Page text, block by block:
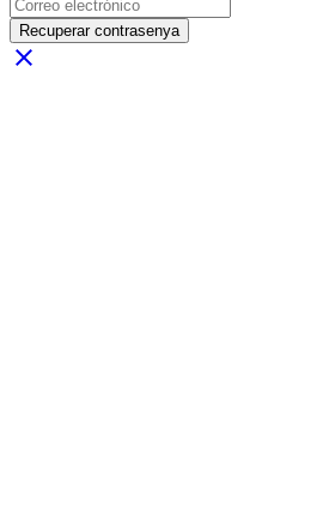
Recuperar contrasenya
close